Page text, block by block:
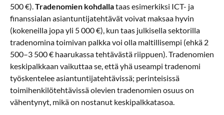
500 €).Tradenomien kohdallataas esimerkiksi ICT- ja
finanssialan asiantuntijatehtävät voivat maksaa hyvin
(kokeneilla jopa yli 5 000 €), kun taas julkisella sektorilla
tradenomina toimivan palkka voi olla maltillisempi (ehkä 2
500–3 500 € haarukassa tehtävästä riippuen). Tradenomien
keskipalkkaan vaikuttaa se, että yhä useampi tradenomi
työskentelee asiantuntijatehtävissä; perinteisissä
toimihenkilötehtävissä olevien tradenomien osuus on
vähentynyt, mikä on nostanut keskipalkkatasoa.